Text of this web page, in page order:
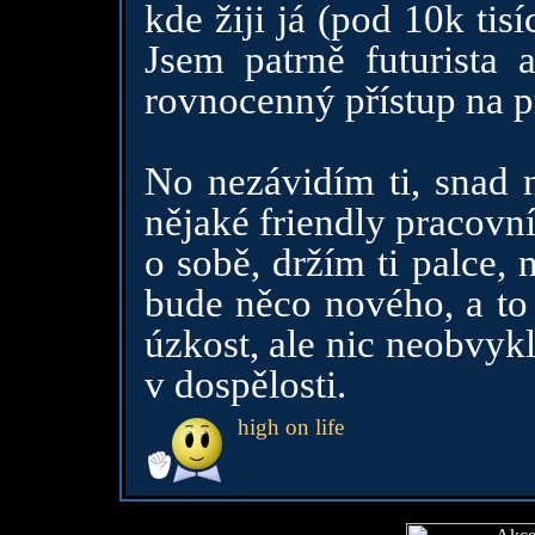
kde žiji já (pod 10k
Jsem patrně futurista
rovnocenný přístup na
No nezávidím ti, snad
nějaké friendly
o sobě, držím ti palce,
bude něco nového, a
úzkost, ale nic
v dospělosti.
high on life